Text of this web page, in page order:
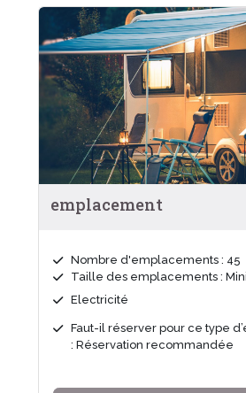
emplacement
Nombre d'emplacements : 45
Taille des emplacements :
Electricité
Faut-il réserver pour ce type
: Réservation recommandée